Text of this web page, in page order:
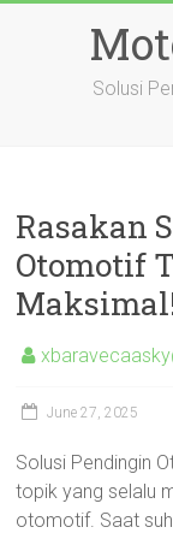
Solusi
Rasakan
Otomotif
June 27, 2025
Solusi Pendingin
topik yang selalu
otomotif. Saat